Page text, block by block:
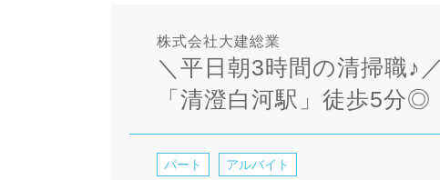
株式会社大建総業
＼平日朝3時間の清掃職♪
「清澄白河駅」徒歩5分◎
パート アルバイト